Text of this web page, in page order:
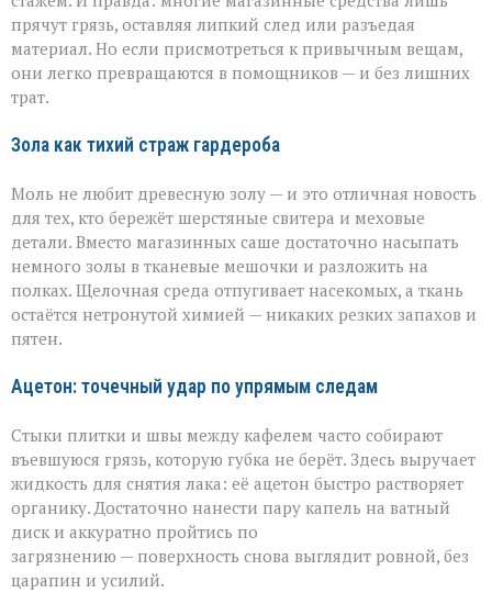
чистоты
прячут грязь, оставляя липкий след или разъедая
материал. Но если присмотреться к привычным вещам,
они легко превращаются в помощников — и без лишних
трат.
Зола как тихий страж гардероба
Моль не любит древесную золу — и это отличная новость
для тех, кто бережёт шерстяные свитера и меховые
детали. Вместо магазинных саше достаточно насыпать
немного золы в тканевые мешочки и разложить на
полках. Щелочная среда отпугивает насекомых, а ткань
остаётся нетронутой химией — никаких резких запахов и
пятен.
Ацетон: точечный удар по упрямым следам
Стыки плитки и швы между кафелем часто собирают
въевшуюся грязь, которую губка не берёт. Здесь выручает
жидкость для снятия лака: её ацетон быстро растворяет
органику. Достаточно нанести пару капель на ватный
диск и аккуратно пройтись по
загрязнению — поверхность снова выглядит ровной, без
царапин и усилий.